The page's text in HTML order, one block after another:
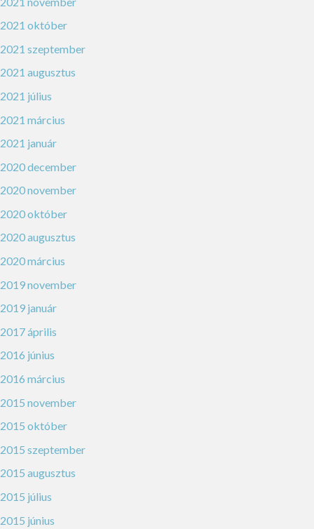
2021 október
2021 szeptember
2021 augusztus
2021 július
2021 március
2021 január
2020 december
2020 november
2020 október
2020 augusztus
2020 március
2019 november
2019 január
2017 április
2016 június
2016 március
2015 november
2015 október
2015 szeptember
2015 augusztus
2015 július
2015 június